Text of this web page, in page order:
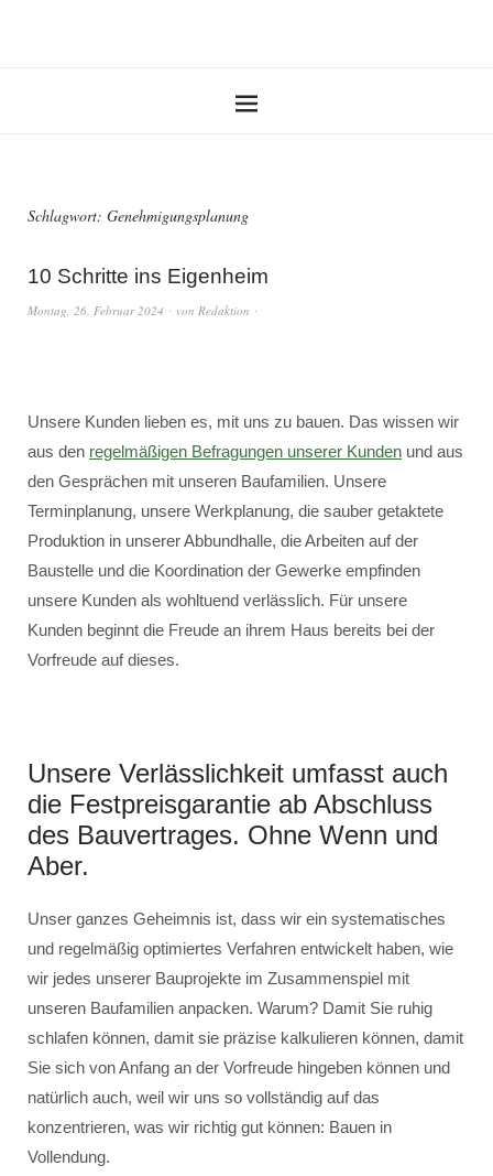
Schlagwort: Genehmigungsplanung
10 Schritte ins Eigenheim
Montag, 26. Februar 2024 von Redaktion
Unsere Kunden lieben es, mit uns zu bauen. Das wissen wir
aus den regelmäßigen Befragungen unserer Kunden und aus
den Gesprächen mit unseren Baufamilien. Unsere
Terminplanung, unsere Werkplanung, die sauber getaktete
Produktion in unserer Abbundhalle, die Arbeiten auf der
Baustelle und die Koordination der Gewerke empfinden
unsere Kunden als wohltuend verlässlich. Für unsere
Kunden beginnt die Freude an ihrem Haus bereits bei der
Vorfreude auf dieses.
Unsere Verlässlichkeit umfasst auch
die Festpreisgarantie ab Abschluss
des Bauvertrages. Ohne Wenn und
Aber.
Unser ganzes Geheimnis ist, dass wir ein systematisches
und regelmäßig optimiertes Verfahren entwickelt haben, wie
wir jedes unserer Bauprojekte im Zusammenspiel mit
unseren Baufamilien anpacken. Warum? Damit Sie ruhig
schlafen können, damit sie präzise kalkulieren können, damit
Sie sich von Anfang an der Vorfreude hingeben können und
natürlich auch, weil wir uns so vollständig auf das
konzentrieren, was wir richtig gut können: Bauen in
Vollendung.